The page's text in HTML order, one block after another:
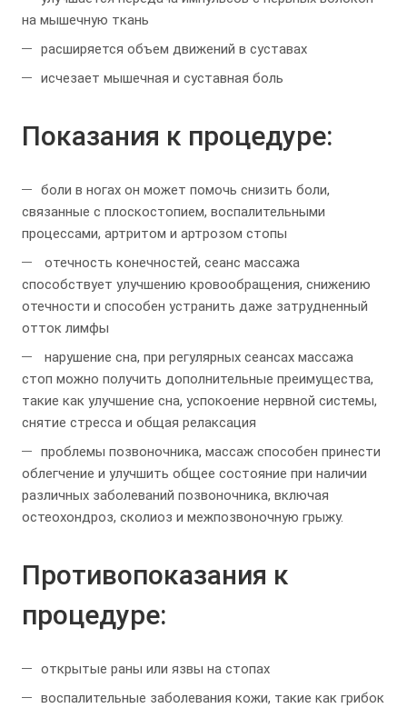
на мышечную ткань
расширяется объем движений в суставах
исчезает мышечная и суставная боль
Показания к процедуре:
боли в ногах он может помочь снизить боли,
связанные с плоскостопием, воспалительными
процессами, артритом и артрозом стопы
отечность конечностей, сеанс массажа
способствует улучшению кровообращения, снижению
отечности и способен устранить даже затрудненный
отток лимфы
нарушение сна, при регулярных сеансах массажа
стоп можно получить дополнительные преимущества,
такие как улучшение сна, успокоение нервной системы,
снятие стресса и общая релаксация
проблемы позвоночника, массаж способен принести
облегчение и улучшить общее состояние при наличии
различных заболеваний позвоночника, включая
остеохондроз, сколиоз и межпозвоночную грыжу.
Противопоказания к
процедуре:
открытые раны или язвы на стопах
воспалительные заболевания кожи, такие как грибок